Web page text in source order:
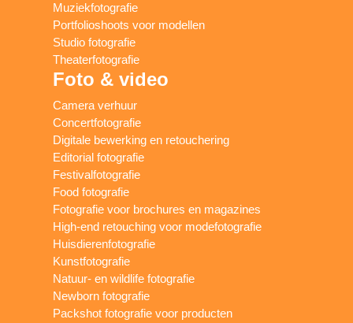
Muziekfotografie
Portfolioshoots voor modellen
Studio fotografie
Theaterfotografie
Foto & video
Camera verhuur
Concertfotografie
Digitale bewerking en retouchering
Editorial fotografie
Festivalfotografie
Food fotografie
Fotografie voor brochures en magazines
High-end retouching voor modefotografie
Huisdierenfotografie
Kunstfotografie
Natuur- en wildlife fotografie
Newborn fotografie
Packshot fotografie voor producten